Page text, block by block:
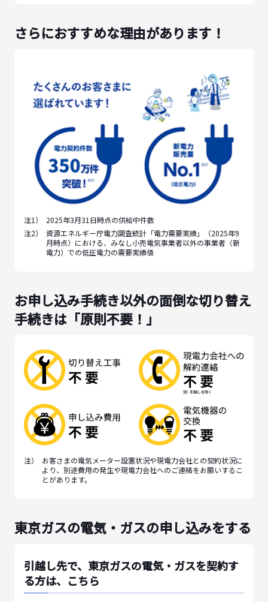
さらにおすすめな理由があります！
注1）
2025年3月31日時点の供給中件数
注2）
資源エネルギー庁電力調査統計「電力需要実績」（2025年9
月時点）における、みなし小売電気事業者以外の事業者（新
電力）での低圧電力の需要実績値
お申し込み手続き以外の面倒な切り替え
手続きは「原則不要！」
注）
お客さまの電気メーター設置状況や現電力会社との契約状況に
より、別途費用の発生や現電力会社へのご連絡をお願いするこ
とがあります。
東京ガスの電気・ガスの申し込みをする
引越し先で、東京ガスの電気・ガスを契約す
る方は、こちら